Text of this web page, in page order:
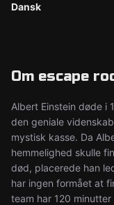
Dansk
Om escape
Albert Einstein døde i
den geniale
mystisk kasse. Da
hemmelighed skulle
død, placerede han
har ingen formået at
team har 120 minutter